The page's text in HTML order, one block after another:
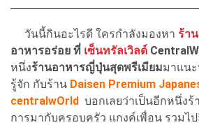
วันนี้กินอะไรดี ใครกำลังมองหา ร้า
อาหารอร่อย ที่ เซ็นทรัลเวิลด์
หนึ่งร้านอาหารญี่ปุ่นสุดพรีเมียมมาแน
รู้จัก กับร้าน Daisen Premium
centralwOrld บอกเลยว่าเป็นอีกหนึ่ง
การมากับครอบครัว แกงค์เพื่อน รวมไ